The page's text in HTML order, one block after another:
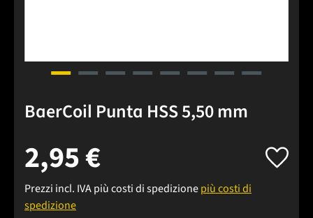
BaerCoil Punta HSS 5,50 mm
2,95 €
Prezzi incl. IVA più costi di spedizionepiù costi di
spedizione